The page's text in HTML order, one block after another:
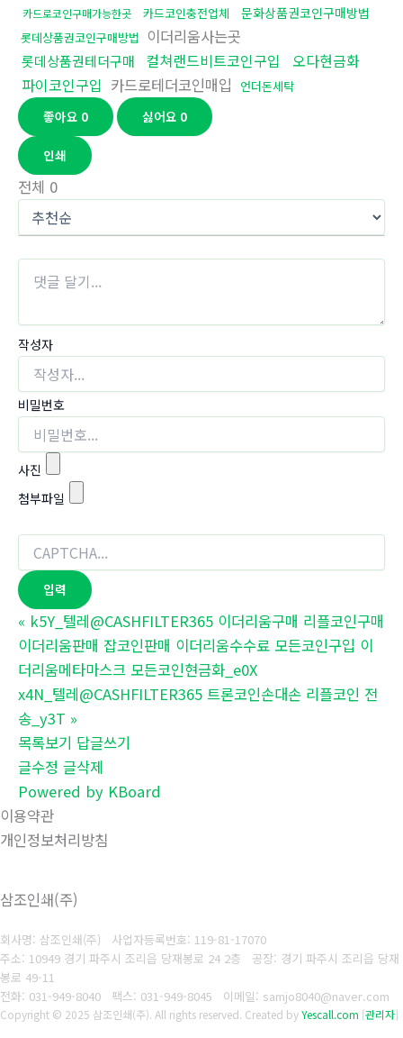
카드로코인구매가능한곳 카드코인충전업체 문화상품권코인구매방법
롯데상품권코인구매방법 이더리움사는곳
롯데상품권테더구매 컬쳐랜드비트코인구입
오다현금화
파이코인구입 카드로테더코인매입 언더돈세탁
좋아요 0 싫어요 0
인쇄
전체 0
작성자
비밀번호
사진
첨부파일
« k5Y_텔레@CASHFILTER365 이더리움구매 리플코인구매
이더리움판매 잡코인판매 이더리움수수료 모든코인구입 이
더리움메타마스크 모든코인현금화_e0X
x4N_텔레@CASHFILTER365 트론코인손대손 리플코인 전
송_y3T »
목록보기 답글쓰기
글수정 글삭제
Powered by KBoard
이용약관
개인정보처리방침
삼조인쇄(주)
회사명: 삼조인쇄(주) 사업자등록번호: 119-81-17070
주소: 10949 경기 파주시 조리읍 당재봉로 24 2층 공장: 경기 파주시 조리읍 당재
봉로 49-11
전화: 031-949-8040
팩스: 031-949-8045 이메일: samjo8040@naver.com
Copyright © 2025 삼조인쇄(주). All rights reserved. Created byYescall.com [관리자]